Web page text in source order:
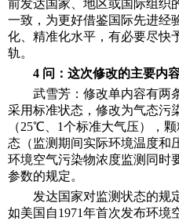
前发达国家、地区或国际组织
一致，为更好借鉴国际先进经
化、精准化水平，有必要尽快
轨。
4 问：这次修改的主要内
武雪芳：修改单内容有两
采用标准状态，修改为气态污
（25℃、1个标准大气压），
态（监测期间实际环境温度和
环境空气污染物浓度监测同时
参数的规定。
发达国家对监测状态的规
如美国自1971年首次发布环境